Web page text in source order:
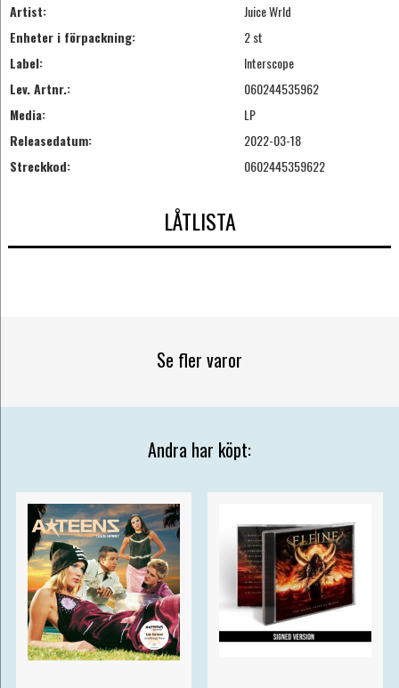
Artist:
Juice Wrld
Enheter i förpackning:
2 st
Label:
Interscope
Lev. Artnr.:
060244535962
Media:
LP
Releasedatum:
2022-03-18
Streckkod:
0602445359622
LÅTLISTA
Se fler varor
Andra har köpt: